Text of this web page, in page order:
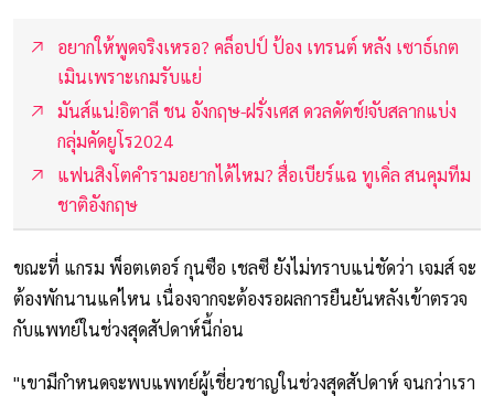
อยากให้พูดจริงเหรอ? คล็อปป์ ป้อง เทรนต์ หลัง เซาธ์เกต
เมินเพราะเกมรับแย่
มันส์แน่!อิตาลี ชน อังกฤษ-ฝรั่งเศส ดวลดัตช์!จับสลากแบ่ง
กลุ่มคัดยูโร2024
แฟนสิงโตคำรามอยากได้ไหม? สื่อเบียร์แฉ ทูเคิ่ล สนคุมทีม
ชาติอังกฤษ
ขณะที่ แกรม พ็อตเตอร์ กุนซือ เชลซี ยังไม่ทราบแน่ชัดว่า เจมส์ จะ
ต้องพักนานแค่ไหน เนื่องจากจะต้องรอผลการยืนยันหลังเข้าตรวจ
กับแพทย์ในช่วงสุดสัปดาห์นี้ก่อน
"เขามีกำหนดจะพบแพทย์ผู้เชี่ยวชาญในช่วงสุดสัปดาห์ จนกว่าเรา